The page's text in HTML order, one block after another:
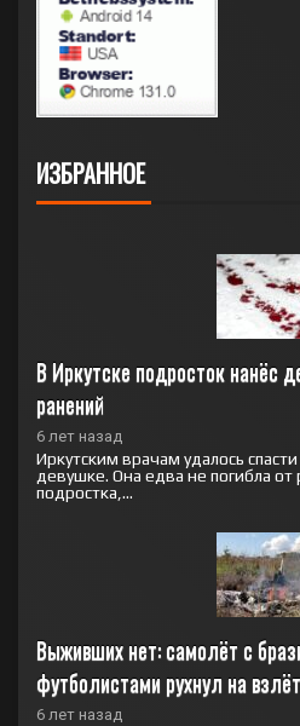
ИЗБРАННОЕ
В Иркутске подросток нанёс
ранений
6 лет назад
Иркутским врачам удалось
девушке. Она едва не погибла от
подростка,...
Выживших нет: самолёт с
футболистами рухнул на
6 лет назад